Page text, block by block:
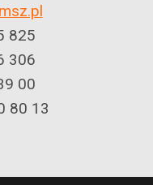
825
306
00
80 13